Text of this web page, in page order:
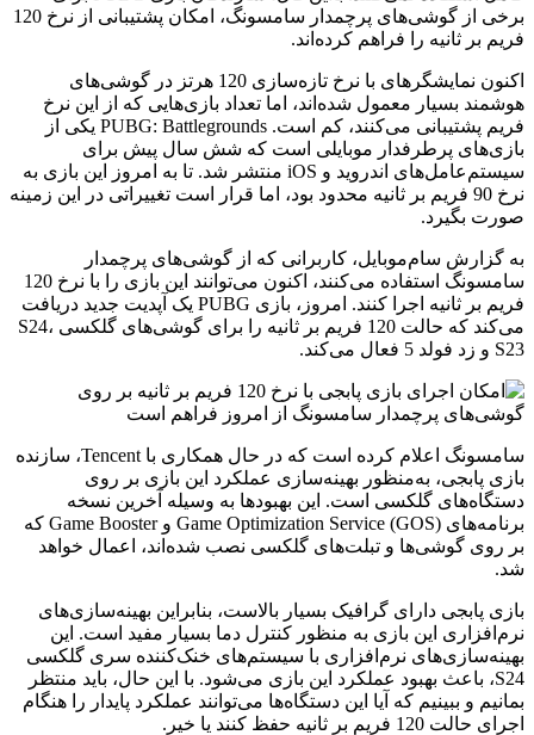
برخی از گوشی‌های پرچمدار سامسونگ، امکان پشتیبانی از نرخ 120
فریم بر ثانیه را فراهم کرده‌اند.
اکنون نمایشگرهای با نرخ تازه‌سازی 120 هرتز در گوشی‌های
هوشمند بسیار معمول شده‌اند، اما تعداد بازی‌هایی که از این نرخ
فریم پشتیبانی می‌کنند، کم است. PUBG: Battlegrounds یکی از
بازی‌های پرطرفدار موبایلی است که شش سال پیش برای
سیستم‌عامل‌های اندروید و iOS منتشر شد. تا به امروز این بازی به
نرخ 90 فریم بر ثانیه محدود بود، اما قرار است تغییراتی در این زمینه
صورت بگیرد.
به گزارش سام‌موبایل، کاربرانی که از گوشی‌های پرچمدار
سامسونگ استفاده می‌کنند، اکنون می‌توانند این بازی را با نرخ 120
فریم بر ثانیه اجرا کنند. امروز، بازی PUBG یک آپدیت جدید دریافت
می‌کند که حالت 120 فریم بر ثانیه را برای گوشی‌های گلکسی S24،
S23 و زد فولد 5 فعال می‌کند.
سامسونگ اعلام کرده است که در حال همکاری با Tencent، سازنده
بازی پابجی، به‌منظور بهینه‌سازی عملکرد این بازی بر روی
دستگاه‌های گلکسی است. این بهبودها به وسیله آخرین نسخه
برنامه‌های Game Optimization Service (GOS) و Game Booster که
بر روی گوشی‌ها و تبلت‌های گلکسی نصب شده‌اند، اعمال خواهد
شد.
بازی پابجی دارای گرافیک بسیار بالاست، بنابراین بهینه‌سازی‌های
نرم‌افزاری این بازی به منظور کنترل دما بسیار مفید است. این
بهینه‌سازی‌های نرم‌افزاری با سیستم‌های خنک‌کننده سری گلکسی
S24، باعث بهبود عملکرد این بازی می‌شود. با این حال، باید منتظر
بمانیم و ببینیم که آیا این دستگاه‌ها می‌توانند عملکرد پایدار را هنگام
اجرای حالت 120 فریم بر ثانیه حفظ کنند یا خیر.